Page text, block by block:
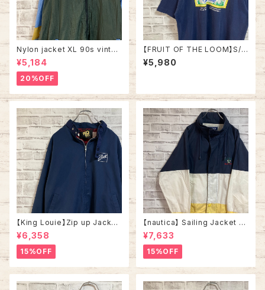
Nylon jacket XL 90s vintag
e ナイロンジャケット マルチカラ
ー 切替 ウインドブレーカー レ
トロ 古着
¥5,184
20%OFF
【FRUIT OF THE LOOM】S/S
Tee XL 90s Made in USA V
intage Tシャツ 企業モノ 企業
着
¥5,980
【King Louie】Zip up Jacket
L Made in USA アメリカ製 ジ
ップアップジャケット スウィング
トップ ドリズラージャケット ブラ
ックチェック 刺繍ロゴ ワンポイ
ントロゴ 胸ロゴ アウター アメリ
カ USA 古着
¥6,358
15%OFF
【nautica】 Sailing Jacket L
相当 90s “Old nautica”ノー
ティカ 切替 セーリングジャケッ
ト 刺繍ロゴ 胸ロゴ 旧タグ アウ
ター アメリカ USA 古着
¥7,633
15%OFF